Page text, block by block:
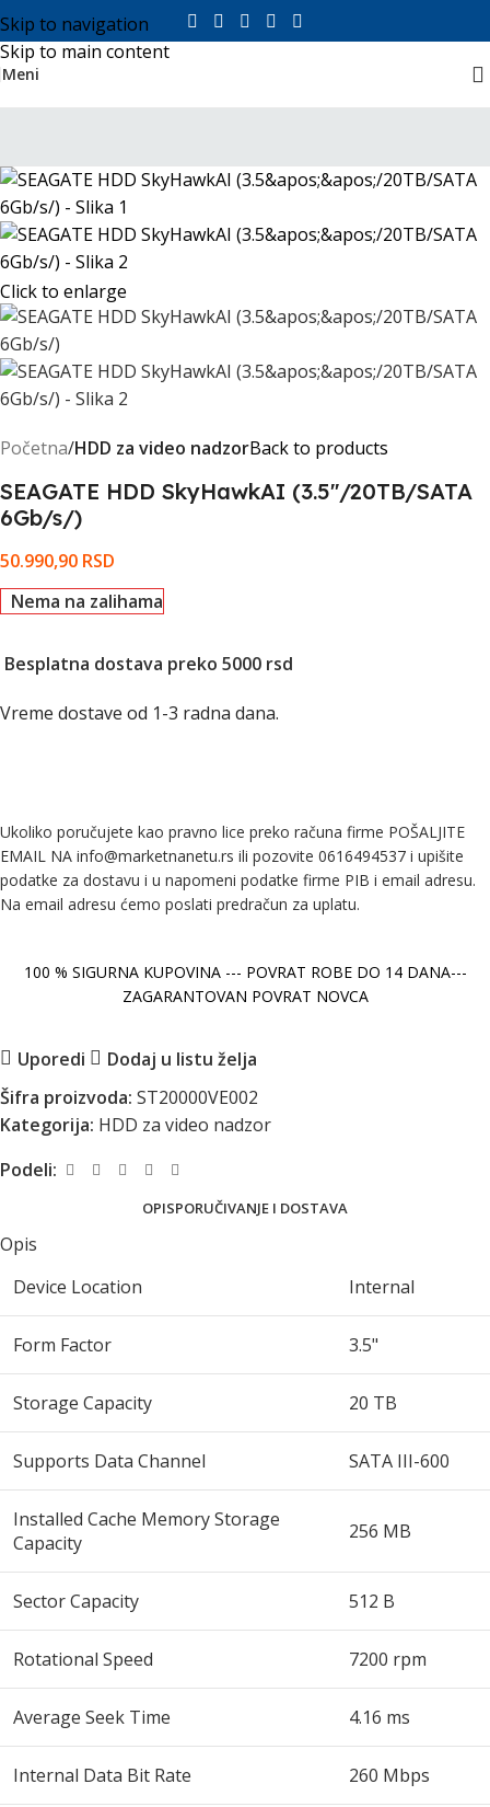
Skip to navigation
Skip to main content
Meni
Click to enlarge
Početna HDD za video nadzorBack to products
SEAGATE HDD SkyHawkAI (3.5''/20TB/SATA
6Gb/s/)
50.990,90 RSD
Nema na zalihama
Besplatna dostava preko 5000 rsd
Vreme dostave od 1-3 radna dana.
Ukoliko poručujete kao pravno lice preko računa firme POŠALJITE
EMAIL NA info@marketnanetu.rs ili pozovite 0616494537 i upišite
podatke za dostavu i u napomeni podatke firme PIB i email adresu.
Na email adresu ćemo poslati predračun za uplatu.
100 % SIGURNA KUPOVINA --- POVRAT ROBE DO 14 DANA---
ZAGARANTOVAN POVRAT NOVCA
Uporedi
Dodaj u listu želja
Šifra proizvoda: ST20000VE002
Kategorija: HDD za video nadzor
Podeli:
OPISPORUČIVANJE I DOSTAVA
Opis
Device Location
Internal
Form Factor 3.5"
Storage Capacity 20 TB
Supports Data Channel SATA III-600
Installed Cache Memory Storage
Capacity
256 MB
Sector Capacity 512 B
Rotational Speed 7200 rpm
Average Seek Time 4.16 ms
Internal Data Bit Rate 260 Mbps